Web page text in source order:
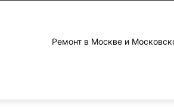
Ремонт в Москве и